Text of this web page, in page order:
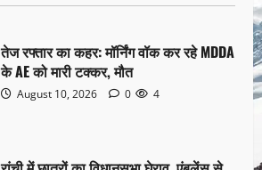
तेज रफ्तार का कहर: मॉर्निंग वॉक कर रहे MDDA
के AE को मारी टक्कर, मौत
August 10, 2026 0 4